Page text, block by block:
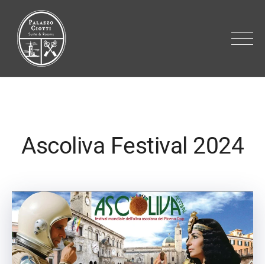
Palazzo Ciotti – Albergo diffuso
Ascoliva Festival 2024